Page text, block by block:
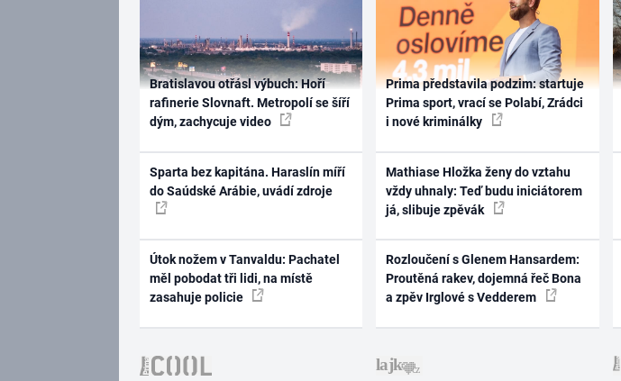
Bratislavou otřásl výbuch: Hoří
rafinerie Slovnaft. Metropolí se šíří
dým, zachycuje video
Sparta bez kapitána. Haraslín míří
do Saúdské Arábie, uvádí zdroje
Útok nožem v Tanvaldu: Pachatel
měl pobodat tři lidi, na místě
zasahuje policie
Prima představila podzim: startuje
Prima sport, vrací se Polabí, Zrádci
i nové kriminálky
Mathiase Hložka ženy do vztahu
vždy uhnaly: Teď budu iniciátorem
já, slibuje zpěvák
Rozloučení s Glenem Hansardem:
Proutěná rakev, dojemná řeč Bona
a zpěv Irglové s Vedderem